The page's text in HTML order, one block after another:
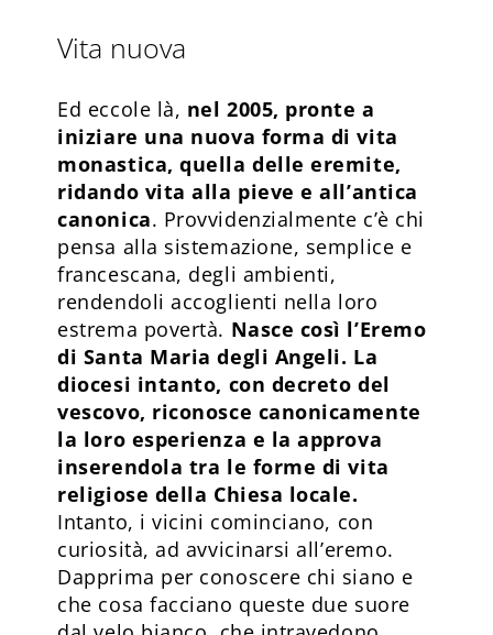
Vita nuova
Ed eccole là, nel 2005, pronte a
iniziare una nuova forma di vita
monastica, quella delle eremite,
ridando vita alla pieve e all’antica
canonica. Provvidenzialmente c’è chi
pensa alla sistemazione, semplice e
francescana, degli ambienti,
rendendoli accoglienti nella loro
estrema povertà. Nasce così l’Eremo
di Santa Maria degli Angeli. La
diocesi intanto, con decreto del
vescovo, riconosce canonicamente
la loro esperienza e la approva
inserendola tra le forme di vita
religiose della Chiesa locale.
Intanto, i vicini cominciano, con
curiosità, ad avvicinarsi all’eremo.
Dapprima per conoscere chi siano e
che cosa facciano queste due suore